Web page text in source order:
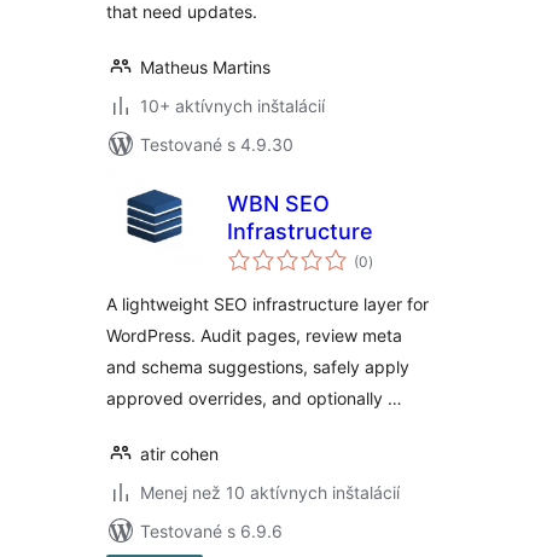
that need updates.
Matheus Martins
10+ aktívnych inštalácií
Testované s 4.9.30
WBN SEO
Infrastructure
(0celkové
hodnotenie
)
A lightweight SEO infrastructure layer for
WordPress. Audit pages, review meta
and schema suggestions, safely apply
approved overrides, and optionally …
atir cohen
Menej než 10 aktívnych inštalácií
Testované s 6.9.6